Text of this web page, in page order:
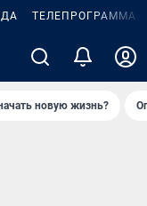
ТЕЛЕПРОГРАММА
новую жизнь?